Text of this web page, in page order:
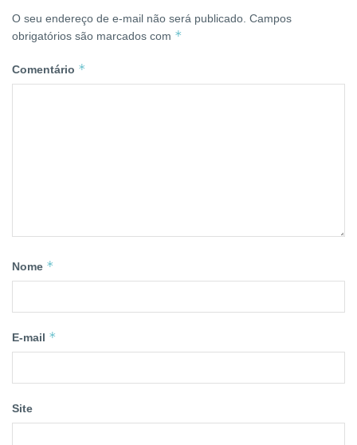
O seu endereço de e-mail não será publicado. Campos
obrigatórios são marcados com *
Comentário *
Nome *
E-mail *
Site